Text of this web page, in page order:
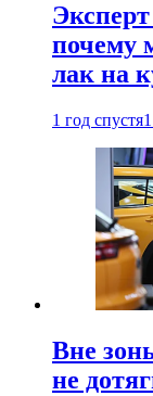
почему
лак на
1 год спустя
Вне
не